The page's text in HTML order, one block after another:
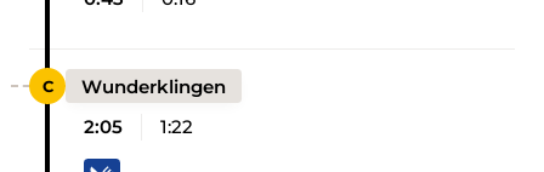
Wunderklingen
2:05
1:22